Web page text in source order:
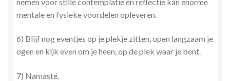
mentale en fysieke voordelen opleveren.
6) Blijf nog eventjes op je plekje zitten, open langzaam je
ogen en kijk even om je heen, op de plek waar je bent.
7) Namasté.